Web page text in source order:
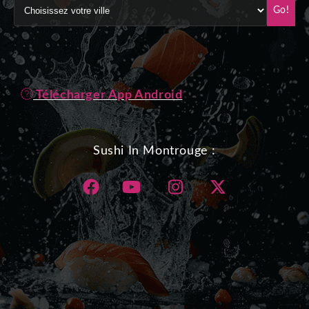
Go!
Télécharger App Android
Sushi In Montrouge :